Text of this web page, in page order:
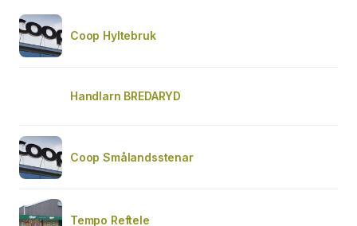
Coop Hyltebruk
Handlarn BREDARYD
Coop Smålandsstenar
Tempo Reftele